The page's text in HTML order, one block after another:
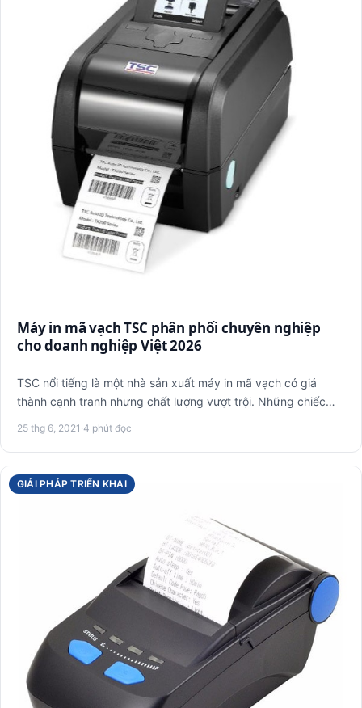
Máy in mã vạch TSC phân phối chuyên nghiệp
cho doanh nghiệp Việt 2026
TSC nổi tiếng là một nhà sản xuất máy in mã vạch có giá
thành cạnh tranh nhưng chất lượng vượt trội. Những chiếc
25 thg 6, 2021 ·4 phút đọc
GIẢI PHÁP TRIỂN KHAI